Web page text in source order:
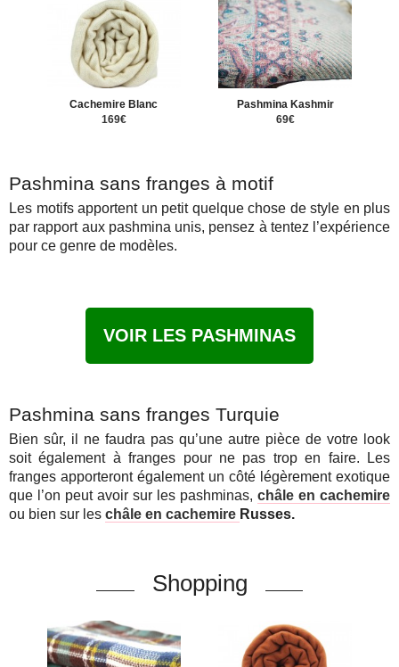
Cachemire Blanc
169€
Pashmina Kashmir
69€
Pashmina sans franges à motif
Les motifs apportent un petit quelque chose de style en plus
par rapport aux pashmina unis, pensez à tentez l’expérience
pour ce genre de modèles.
VOIR LES PASHMINAS
Pashmina sans franges Turquie
Bien sûr, il ne faudra pas qu’une autre pièce de votre look
soit également à franges pour ne pas trop en faire. Les
franges apporteront également un côté légèrement exotique
que l’on peut avoir sur les pashminas, châle en cachemire
ou bien sur les châle en cachemire Russes.
Shopping